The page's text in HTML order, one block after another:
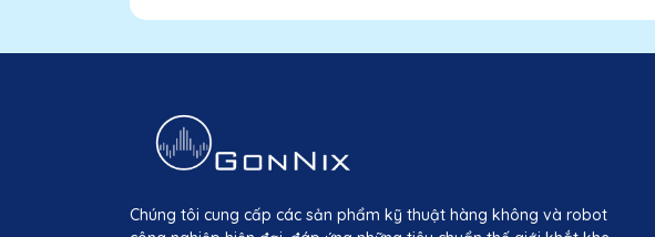
Chúng tôi cung cấp các sản phẩm kỹ thuật hàng không và robot